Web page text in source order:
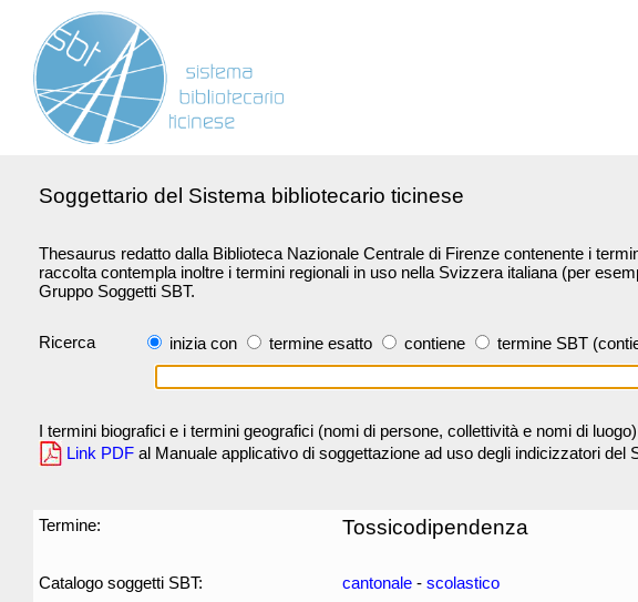
Soggettario del Sistema bibliotecario ticinese
Thesaurus redatto dalla Biblioteca Nazionale Centrale di Firenze contenente i
raccolta contempla inoltre i termini regionali in uso nella Svizzera italiana (per
Gruppo Soggetti SBT.
Ricerca inizia con termine esatto contiene termine SBT
I termini biografici e i termini geografici (nomi di persone, collettività e nomi di
Link PDF al Manuale applicativo di soggettazione ad uso degli indicizzatori del
Termine: Tossicodipendenza
Catalogo soggetti SBT: cantonale - scolastico